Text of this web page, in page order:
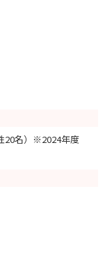
20名）※2024年度